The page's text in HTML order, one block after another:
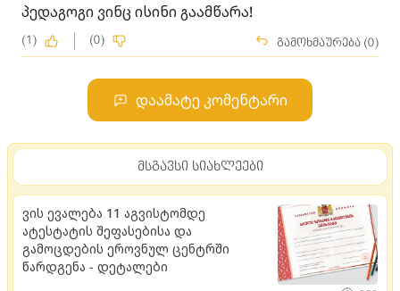
პედაგოგი ვინც ისინი გაამწარა!
(1) (0) გამოხმაურება (0)
დაამატე კომენტარი
მსგავსი სიახლეები
ვის ევალება 11 აგვისტომდე
ატესტატის შეფასებისა და
გამოცდების ეროვნულ ცენტრში
წარდგენა - დეტალები